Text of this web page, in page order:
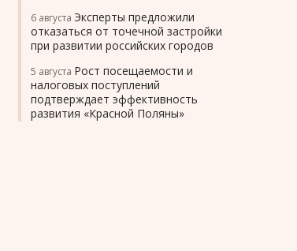
6 августа Эксперты предложили
отказаться от точечной застройки
при развитии российских городов
5 августа Рост посещаемости и
налоговых поступлений
подтверждает эффективность
развития «Красной Поляны»